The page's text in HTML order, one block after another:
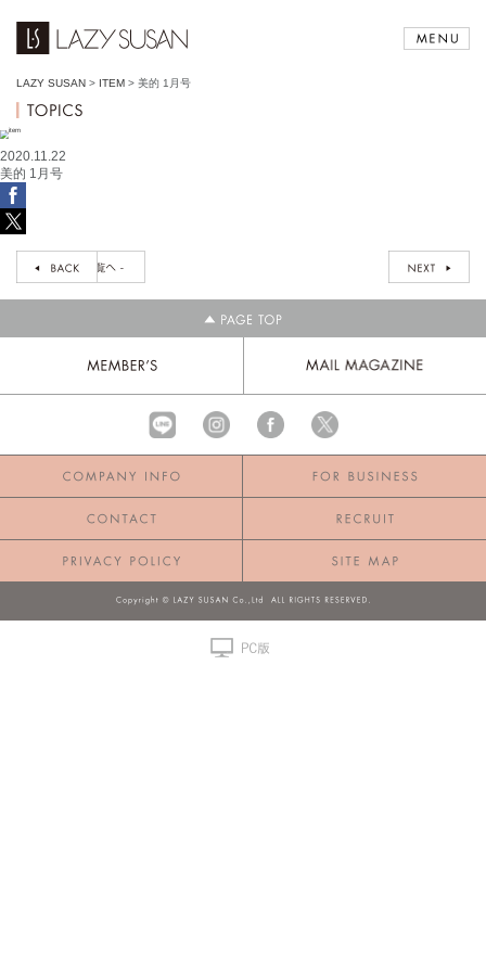
LAZY SUSAN > ITEM > 美的 1月号
2020.11.22
美的 1月号